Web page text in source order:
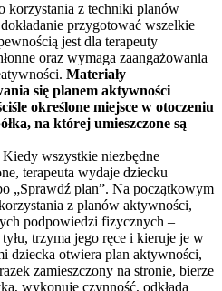
korzystania z techniki planów
przygotować wszelkie
jest dla terapeuty
oraz wymaga zaangażowania
Materiały
się planem aktywności
określone miejsce w otoczeniu
na której umieszczone są
Kiedy wszystkie niezbędne
terapeuta wydaje dziecku
„Sprawdź plan”. Na początkowym
z planów aktywności,
podpowiedzi fizycznych –
trzyma jego ręce i kieruje je w
dziecka otwiera plan aktywności,
zamieszczony na stronie, bierze
wykonuje czynność, odkłada